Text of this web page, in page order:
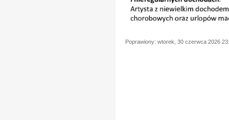
Poprawiony: wtorek, 30 czerwca 2026